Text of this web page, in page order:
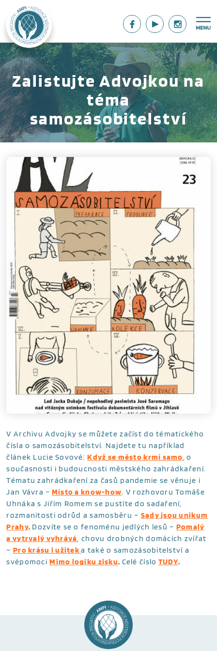
Zalistujte Advojkou na
téma
samozásobitelství
V Archivu Advojky se můžete začíst do tématického
čísla o samozásobitelství. Najdete tu například
článek Lucie Sovové:Když se město krmí samo, o
současnosti i budoucnosti městského zahrádkaření.
Tématu zahrádkaření za časů pandemie se věnuje i
Jan Vávra – Místo a know-how. V rozhovoru Tomáše
Uhnáka s Jiřím Romem se pustíte do sadaření,
rozmanitosti odrůd a samosběru – Sady jsou unikum
Prahy. Dozvíte se o fenoménu jedlých lesů – Pomalý
a vytrvalý vyhrává, chovu drobných domácích zvířat
– Pro krásu i užiteka také o samozásobitelství a
svépomociMimo logiku zisku. Celé číslo TUDY.